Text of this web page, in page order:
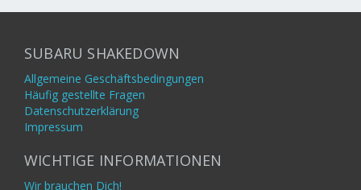
SUBARU SHAKEDOWN
Allgemeine Geschäftsbedingungen
Häufig gestellte Fragen
Datenschutzerklärung
Impressum
WICHTIGE INFORMATIONEN
Wir brauchen Dich!